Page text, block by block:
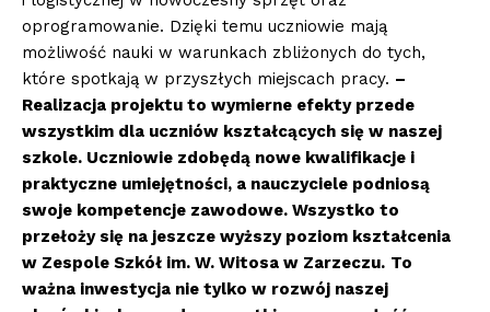
oprogramowanie. Dzięki temu uczniowie mają
możliwość nauki w warunkach zbliżonych do tych,
które spotkają w przyszłych miejscach pracy. –
Realizacja projektu to wymierne efekty przede
wszystkim dla uczniów kształcących się w naszej
szkole. Uczniowie zdobędą nowe kwalifikacje i
praktyczne umiejętności, a nauczyciele podniosą
swoje kompetencje zawodowe. Wszystko to
przełoży się na jeszcze wyższy poziom kształcenia
w Zespole Szkół im. W. Witosa w Zarzeczu. To
ważna inwestycja nie tylko w rozwój naszej